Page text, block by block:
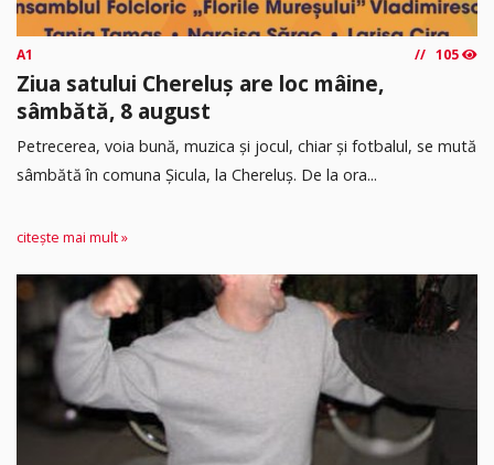
A1 105
Ziua satului Chereluș are loc mâine,
sâmbătă, 8 august
Petrecerea, voia bună, muzica și jocul, chiar și fotbalul, se mută
sâmbătă în comuna Șicula, la Chereluș. De la ora...
citește mai mult »